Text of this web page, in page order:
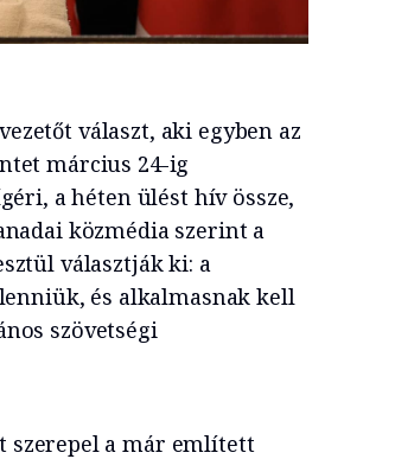
választ, aki egyben az
március 24-ig
a héten ülést hív össze,
közmédia szerint a
választják ki: a
és alkalmasnak kell
szövetségi
szerepel a már említett